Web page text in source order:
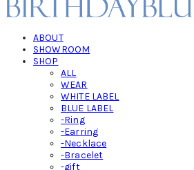
ABOUT
SHOWROOM
SHOP
ALL
WEAR
WHITE LABEL
BLUE LABEL
-Ring
-Earring
-Necklace
-Bracelet
-gift